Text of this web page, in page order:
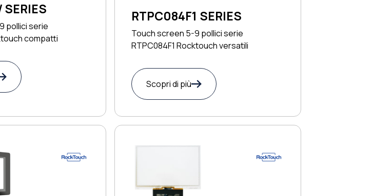
pollici serie
compatti
RTPC084F1 SERIES
Touch screen 5-9 pollici serie
RTPC084F1 Rocktouch versatili
Scopri di più